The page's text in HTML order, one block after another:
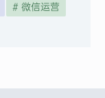
# 微信运营